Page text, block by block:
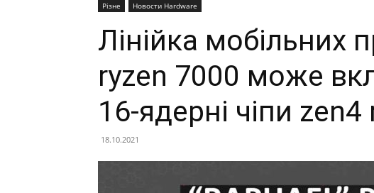
Різне Новости Hardware
Лінійка мобільних
ryzen 7000 може
16-ядерні чіпи
18.10.2021